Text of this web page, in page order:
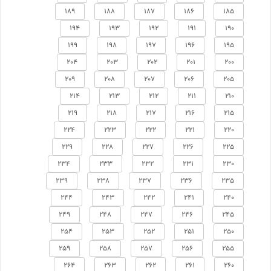
185
186
187
188
189
190
191
192
193
194
195
196
197
198
199
200
201
202
203
204
205
206
207
208
209
210
211
212
213
214
215
216
217
218
219
220
221
222
223
224
225
226
227
228
229
230
231
232
233
234
235
236
237
238
239
240
241
242
243
244
245
246
247
248
249
250
251
252
253
254
255
256
257
258
259
260
261
262
263
264